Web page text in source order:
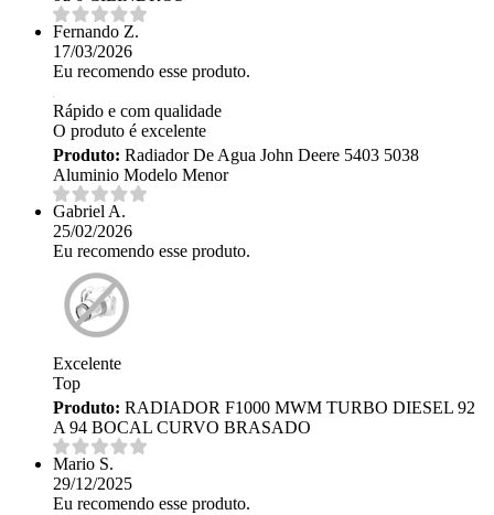
Fernando Z.
17/03/2026
Eu recomendo esse produto.
Rápido e com qualidade
O produto é excelente
Produto: Radiador De Agua John Deere 5403 5038
Aluminio Modelo Menor
Gabriel A.
25/02/2026
Eu recomendo esse produto.
Excelente
Top
Produto: RADIADOR F1000 MWM TURBO DIESEL 92
A 94 BOCAL CURVO BRASADO
Mario S.
29/12/2025
Eu recomendo esse produto.